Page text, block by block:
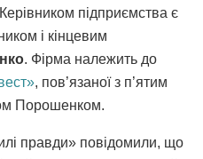
підприємства є
і кінцевим
. Фірма належить до
, пов’язаної з п’ятим
Порошенком.
правди» повідомили, що